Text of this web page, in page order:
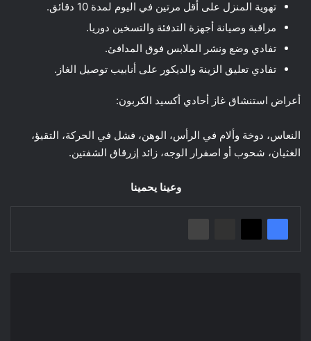
تهوية المنزل على أقل مرتين في اليوم لمدة 10 دقائق.
مراقبة وصيانة أجهزة التدفئة والتسخين دوريا.
تفادي وضع ونشر الملابس فوق المدافئ.
تفادي تعليق الزينة والديكور على أنابيب توصيل الغاز.
أعراض استنشاق غاز أحادي أكسيد الكربون:
‌النعاس، دوخة وألام في الرأس، ‌الوهن، ‌فشل في الحركة، التقيؤ،
الغثيان، شحوب أو اصفرار الوجه، زائد إزرقاق الشفتين.
وعينا يحمينا